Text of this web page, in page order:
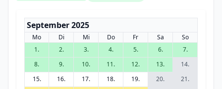
September 2025
Mo Di Mi Do Fr Sa
So
1.
2. 3. 4. 5. 6.
7.
8.
9. 10. 11. 12. 13.
14.
15.
16. 17. 18. 19. 20.
21.